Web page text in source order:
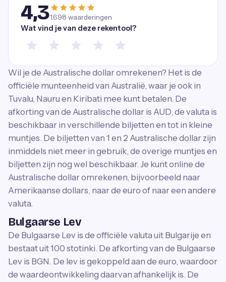
4,31.698 waarderingen
Wat vind je van deze rekentool?
Wil je de Australische dollar omrekenen? Het is de
officiële munteenheid van Australië, waar je ook in
Tuvalu, Nauru en Kiribati mee kunt betalen. De
afkorting van de Australische dollar is AUD, de valuta is
beschikbaar in verschillende biljetten en tot in kleine
muntjes. De biljetten van 1 en 2 Australische dollar zijn
inmiddels niet meer in gebruik, de overige muntjes en
biljetten zijn nog wel beschikbaar. Je kunt online de
Australische dollar omrekenen, bijvoorbeeld naar
Amerikaanse dollars, naar de euro of naar een andere
valuta.
Bulgaarse Lev
De Bulgaarse Lev is de officiële valuta uit Bulgarije en
bestaat uit 100 stotinki. De afkorting van de Bulgaarse
Lev is BGN. De lev is gekoppeld aan de euro, waardoor
de waardeontwikkeling daarvan afhankelijk is. De